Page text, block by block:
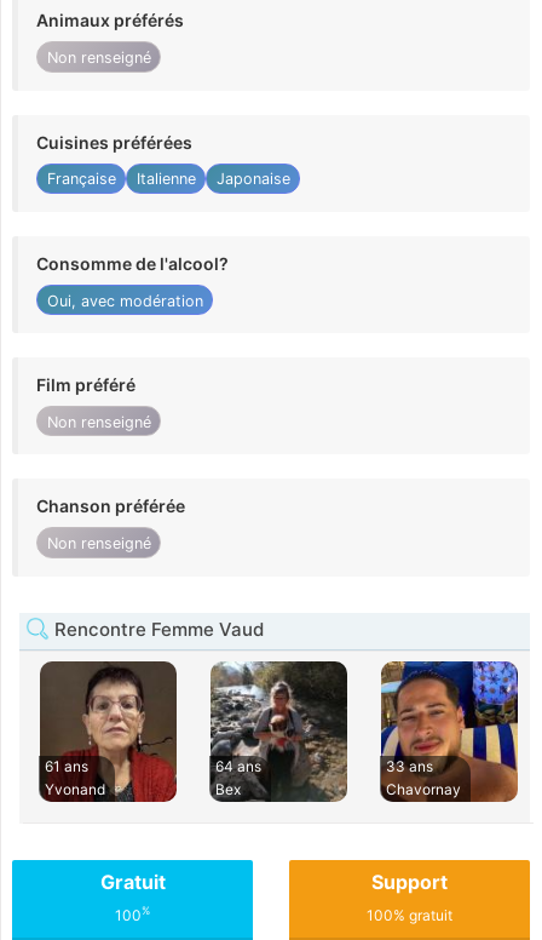
Animaux préférés
Non renseigné
Cuisines préférées
Française Italienne Japonaise
Consomme de l'alcool?
Oui, avec modération
Film préféré
Non renseigné
Chanson préférée
Non renseigné
Rencontre Femme Vaud
61 ans
Yvonand
64 ans
Bex
33 ans
Chavornay
Gratuit
100%
Support
100% gratuit